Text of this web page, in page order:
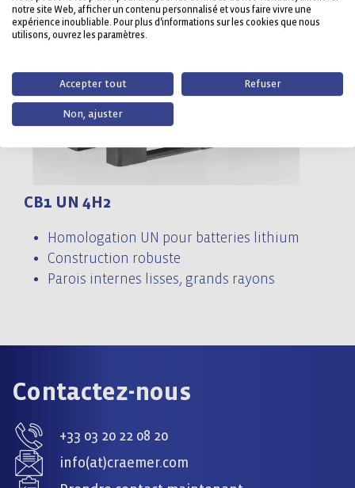
CB1 UN 4H2
Homologation UN pour batteries lithium
Construction robuste
Parois internes lisses, grands rayons
Contactez-nous
+33 03 20 22 08 20
info(at)craemer.com
notre site Web, afficher un contenu personnalisé et vous faire vivre une
expérience inoubliable. Pour plus d'informations sur les cookies que nous
utilisons, ouvrez les paramètres.
Accepter tout Refuser
Non, ajuster